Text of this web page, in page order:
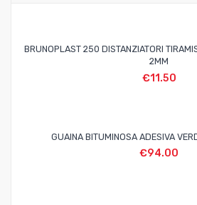
BRUNOPLAST 250 DISTANZIATORI
2MM
€11.50
GUAINA BITUMINOSA ADESIVA
€94.00